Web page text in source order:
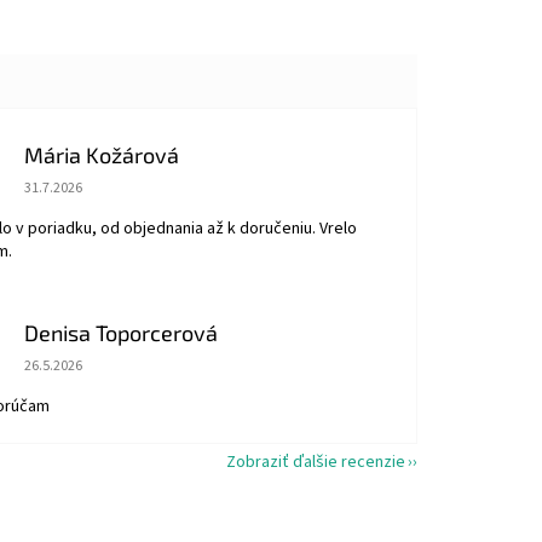
Mária Kožárová
Hodnotenie obchodu je 5 z 5 hviezdičiek.
31.7.2026
v poriadku, od objednania až k doručeniu. Vrelo
Denisa Toporcerová
Hodnotenie obchodu je 5 z 5 hviezdičiek.
26.5.2026
Zobraziť ďalšie recenzie